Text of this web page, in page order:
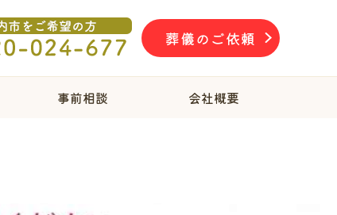
葬儀のご依頼
事前相談 会社概要